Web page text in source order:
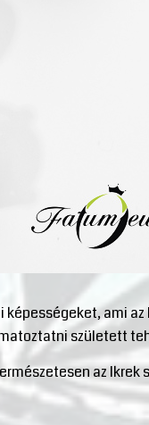
képességeket, ami
született
az Ikrek